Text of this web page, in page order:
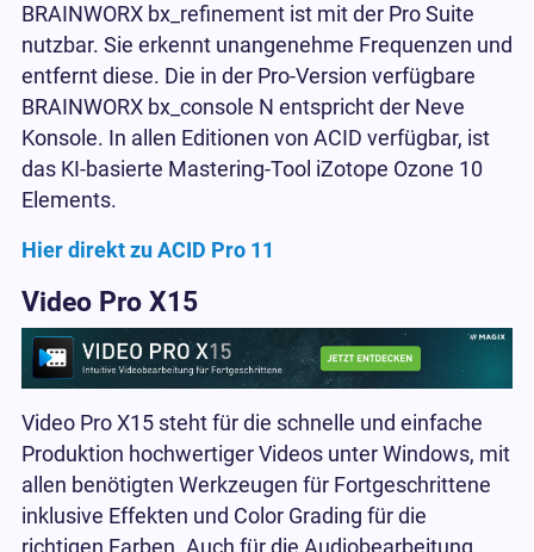
BRAINWORX bx_refinement ist mit der Pro Suite
nutzbar. Sie erkennt unangenehme Frequenzen und
entfernt diese. Die in der Pro-Version verfügbare
BRAINWORX bx_console N entspricht der Neve
Konsole. In allen Editionen von ACID verfügbar, ist
das KI-basierte Mastering-Tool iZotope Ozone 10
Elements.
Hier direkt zu ACID Pro 11
Video Pro X15
Video Pro X15 steht für die schnelle und einfache
Produktion hochwertiger Videos unter Windows, mit
allen benötigten Werkzeugen für Fortgeschrittene
inklusive Effekten und Color Grading für die